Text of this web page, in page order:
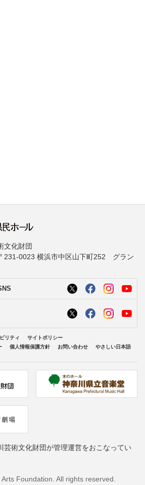
文化財団
0023 横浜市中区山下町252 グラン
リティ
サイトポリシー
個人情報保護方針 お問い合わせ やさしい日本語
芸術文化財団が管理運営をおこなってい
Foundation. All rights reserved.